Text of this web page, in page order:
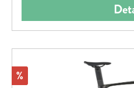
Rabatt
%